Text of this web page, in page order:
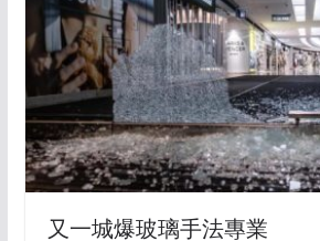
又一城爆玻璃手法專業